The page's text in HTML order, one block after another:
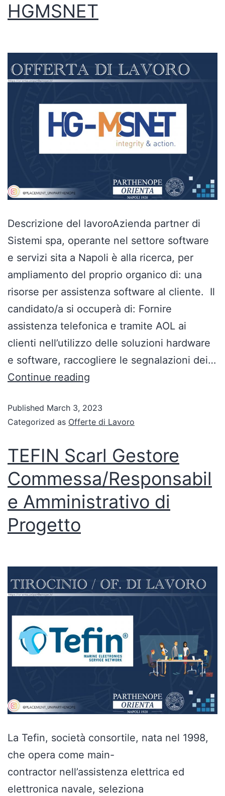
HGMSNET
Descrizione del lavoroAzienda partner di
Sistemi spa, operante nel settore software
e servizi sita a Napoli è alla ricerca, per
ampliamento del proprio organico di: una
risorse per assistenza software al cliente. Il
candidato/a si occuperà di: Fornire
assistenza telefonica e tramite AOL ai
clienti nell’utilizzo delle soluzioni hardware
e software, raccogliere le segnalazioni dei…
Continue reading
Published March 3, 2023
Categorized as Offerte di Lavoro
TEFIN Scarl Gestore
Commessa/Responsabil
e Amministrativo di
Progetto
La Tefin, società consortile, nata nel 1998,
che opera come main-
contractor nell’assistenza elettrica ed
elettronica navale, seleziona